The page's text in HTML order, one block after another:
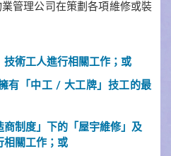
管理公司在策劃各項維修或裝
術工人進行相關工作；或
有「中工 / 大工牌」技工的最
制度」下的「屋宇維修」及
相關工作；或